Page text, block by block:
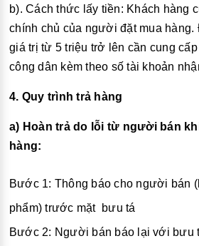
b). Cách thức lấy tiền: Khách hàng
chính chủ của người đặt mua
giá trị từ 5 triệu trở lên cần cung
công dân kèm theo số tài khoản
4. Quy trình trả hàng
a) Hoàn trả do lỗi từ người bán
hàng:
Bước 1: Thông báo cho người bán
phẩm) trước mặt bưu tá
Bước 2: Người bán báo lại với bưu